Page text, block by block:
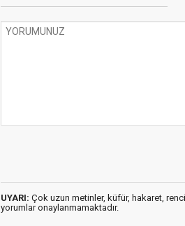
UYARI: Çok uzun metinler, küfür, hakaret,
yorumlar onaylanmamaktadır.